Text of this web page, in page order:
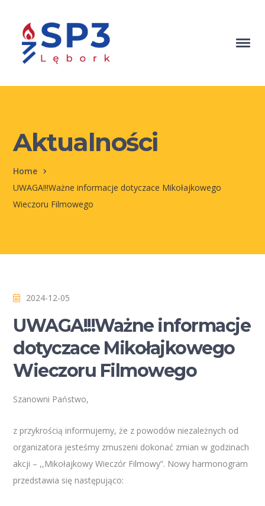
Aktualności
Home
UWAGA!!!Ważne informacje dotyczace Mikołajkowego
Wieczoru Filmowego
2024-12-05
UWAGA!!!Ważne informacje
dotyczace Mikołajkowego
Wieczoru Filmowego
Szanowni Państwo,
z przykrością informujemy, że z powodów niezależnych od
organizatora jesteśmy zmuszeni dokonać zmian w godzinach
akcji – ,,Mikołajkowy Wieczór Filmowy”. Nowy harmonogram
przedstawia się następująco: